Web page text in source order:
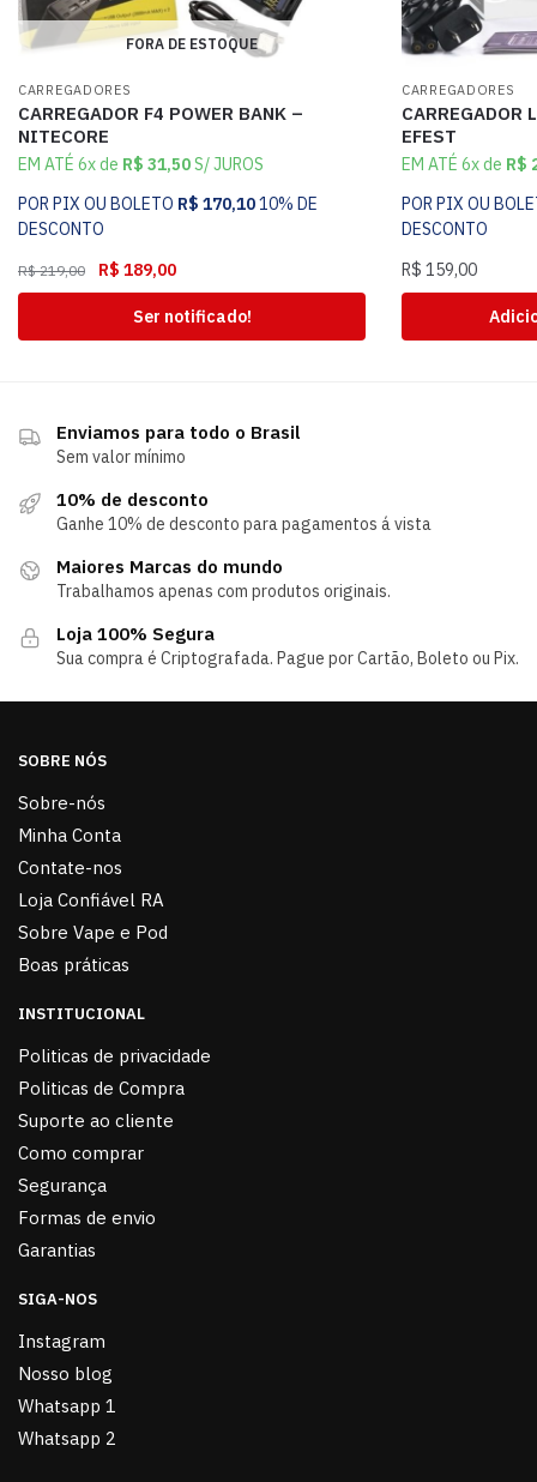
FORA DE ESTOQUE
CARREGADORES
CARREGADOR F4 POWER BANK –
NITECORE
EM ATÉ 6x de R$ 31,50S/ JUROS
POR PIX OU BOLETO R$ 170,1010% DE
DESCONTO
R$219,00 R$ 189,00
Ser notificado!
CARREGADORES
CARREGADOR
EFEST
EM ATÉ 6x de R$
POR PIX OU
DESCONTO
R$ 159,00
Enviamos para todo o Brasil
Sem valor mínimo
10% de desconto
Ganhe 10% de desconto para pagamentos á vista
Maiores Marcas do mundo
Trabalhamos apenas com produtos originais.
Loja 100% Segura
Sua compra é Criptografada. Pague por Cartão, Boleto ou Pix.
SOBRE NÓS
Sobre-nós
Minha Conta
Contate-nos
Loja Confiável RA
Sobre Vape e Pod
Boas práticas
INSTITUCIONAL
Politicas de privacidade
Politicas de Compra
Suporte ao cliente
Como comprar
Segurança
Formas de envio
Garantias
SIGA-NOS
Instagram
Nosso blog
Whatsapp 1
Whatsapp 2